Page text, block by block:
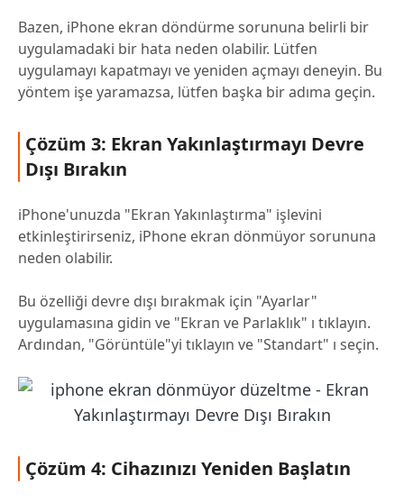
Bazen, iPhone ekran döndürme sorununa belirli bir
uygulamadaki bir hata neden olabilir. Lütfen
uygulamayı kapatmayı ve yeniden açmayı deneyin. Bu
yöntem işe yaramazsa, lütfen başka bir adıma geçin.
Çözüm 3: Ekran Yakınlaştırmayı Devre
Dışı Bırakın
iPhone'unuzda "Ekran Yakınlaştırma" işlevini
etkinleştirirseniz, iPhone ekran dönmüyor sorununa
neden olabilir.
Bu özelliği devre dışı bırakmak için "Ayarlar"
uygulamasına gidin ve "Ekran ve Parlaklık" ı tıklayın.
Ardından, "Görüntüle"yi tıklayın ve "Standart" ı seçin.
Çözüm 4: Cihazınızı Yeniden Başlatın